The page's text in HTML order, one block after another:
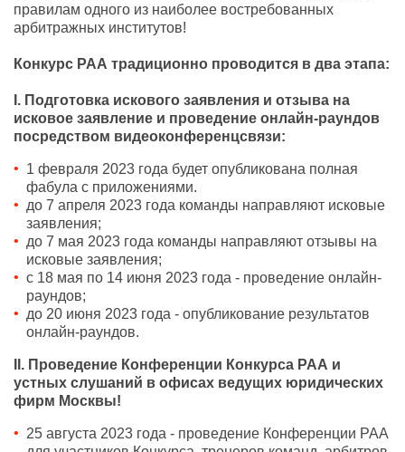
правилам одного из наиболее востребованных
арбитражных институтов!
Конкурс РАА традиционно проводится в два этапа:
I. Подготовка искового заявления и отзыва на
исковое заявление и проведение онлайн-раундов
посредством видеоконференцсвязи:
1 февраля 2023 года будет опубликована полная
фабула с приложениями.
до 7 апреля 2023 года команды направляют исковые
заявления;
до 7 мая 2023 года команды направляют отзывы на
исковые заявления;
с 18 мая по 14 июня 2023 года - проведение онлайн-
раундов;
до 20 июня 2023 года - опубликование результатов
онлайн-раундов.
II. Проведение Конференции Конкурса РАА и
устных слушаний в офисах ведущих юридических
фирм Москвы!
25 августа 2023 года - проведение Конференции РАА